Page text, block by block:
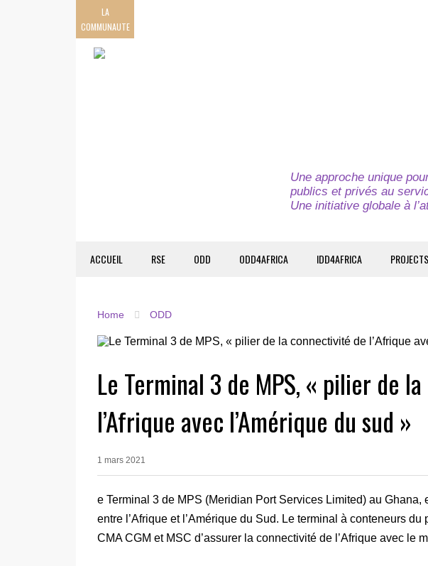
LA
COMMUNAUTE
Une approche unique
publics et privés au
Une initiative globale à
ACCUEIL RSE ODD ODD4AFRICA IDD4AFRICA
Home ODD
Le Terminal 3 de MPS, « pilier de
l’Afrique avec l’Amérique du sud »
1 mars 2021
e Terminal 3 de MPS (Meridian Port Services Limited) au
entre l’Afrique et l’Amérique du Sud. Le terminal à conteneurs
CMA CGM et MSC d’assurer la connectivité de l’Afrique avec le